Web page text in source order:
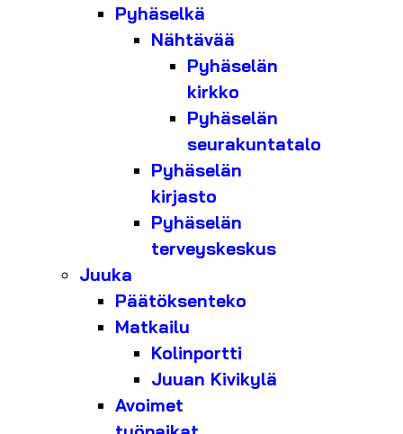
Pyhäselkä
Nähtävää
Pyhäselän
kirkko
Pyhäselän
seurakuntatalo
Pyhäselän
kirjasto
Pyhäselän
terveyskeskus
Juuka
Päätöksenteko
Matkailu
Kolinportti
Juuan Kivikylä
Avoimet